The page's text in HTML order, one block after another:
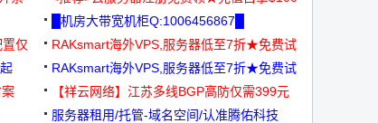
█机房大带宽机柜Q:1006456867█
仅
RAKsmart海外VPS,服务器低至7折★免费试
用★
RAKsmart海外VPS,服务器低至7折★免费试
用★
【祥云网络】江苏多线BGP高防仅需399元
服务器租用/托管-域名空间/认准腾佑科技